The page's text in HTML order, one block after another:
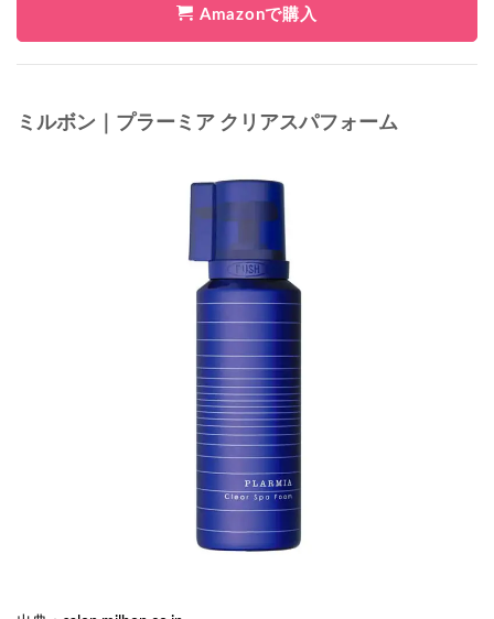
Amazonで購入
ミルボン｜プラーミア クリアスパフォーム